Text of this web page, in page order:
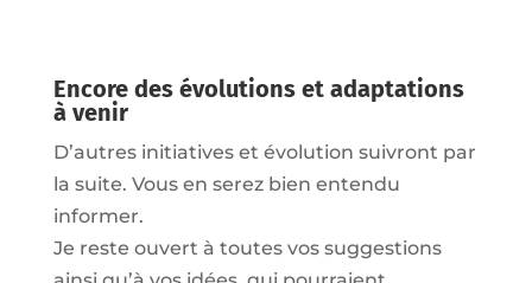
Encore des évolutions et adaptations
à venir
D’autres initiatives et évolution suivront par
la suite. Vous en serez bien entendu
informer.
Je reste ouvert à toutes vos suggestions